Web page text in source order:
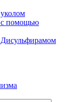
с помощью
Дисульфирамом